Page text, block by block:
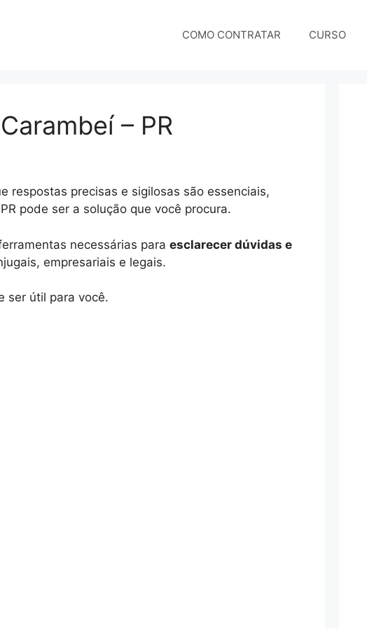
COMO CONTRATAR CURSO
– PR
respostas precisas e sigilosas são essenciais,
pode ser a solução que você procura.
necessárias para esclarecer dúvidas e
empresariais e legais.
ser útil para você.